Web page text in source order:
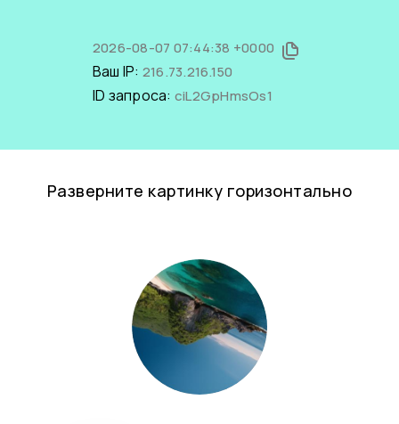
2026-08-07 07:44:38 +0000
Ваш IP: 216.73.216.150
ID запроса: ciL2GpHmsOs1
Разверните картинку горизонтально